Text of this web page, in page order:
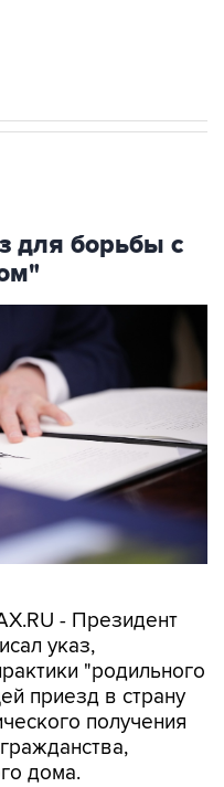
для борьбы с
- Президент
указ,
"родильного
приезд в страну
получения
дома.